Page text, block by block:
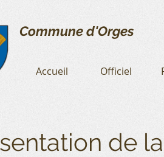
Commune d'Orges
Accueil Officiel
de